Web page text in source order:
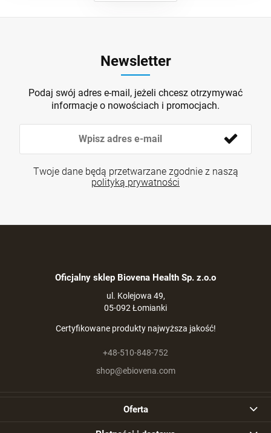
Newsletter
Podaj swój adres e-mail, jeżeli chcesz otrzymywać
informacje o nowościach i promocjach.
Twoje dane będą przetwarzane zgodnie z naszą
polityką prywatności
Oficjalny sklep Biovena Health Sp. z.o.o
ul. Kolejowa 49,
05-092 Łomianki
Certyfikowane produkty najwyższa jakość!
+48-510-848-752
shop@ebiovena.com
Oferta